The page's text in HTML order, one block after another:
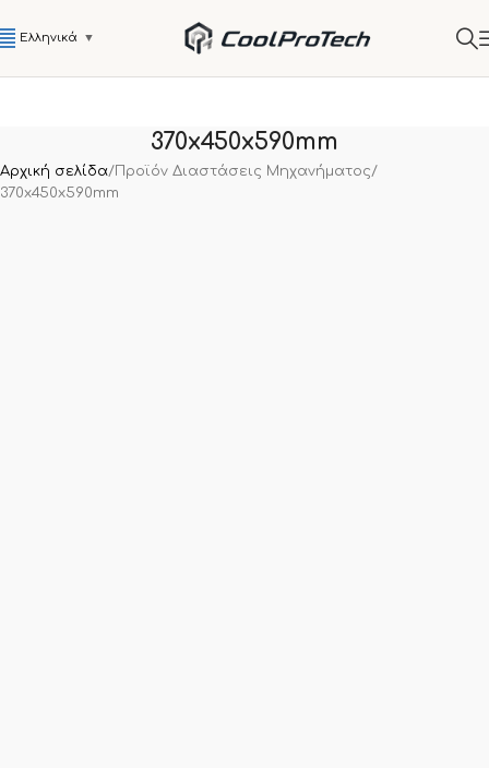
Ελληνικά ▼
370x450x590mm
Αρχική σελίδα
Προϊόν Διαστάσεις Μηχανήματος
370x450x590mm